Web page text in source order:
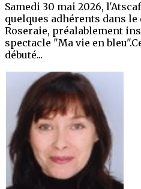
Samedi 30 mai 2026,
quelques adhérents dans
Roseraie, préalablement
spectacle "Ma vie en
débuté...